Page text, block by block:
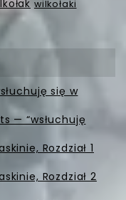
wilkołaki
się w
— “wsłuchuję
Rozdział 1
Rozdział 2